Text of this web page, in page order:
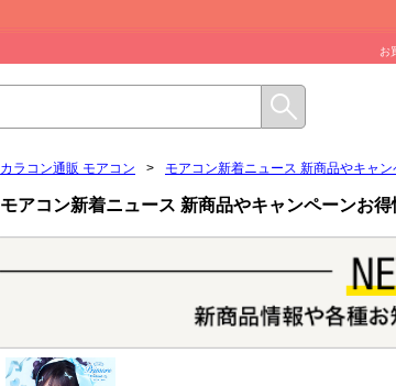
お
カラコン通販 モアコン > モアコン新着ニュース 新商品やキャ
モアコン新着ニュース 新商品やキャンペーンお